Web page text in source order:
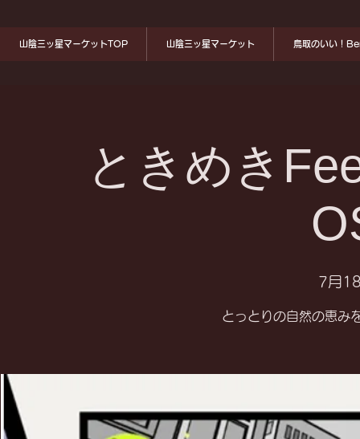
山陰三ッ星マーケットTOP 山陰三ッ星マーケット 鳥取のいい！
ときめき
7月
とっとりの自然の恵み